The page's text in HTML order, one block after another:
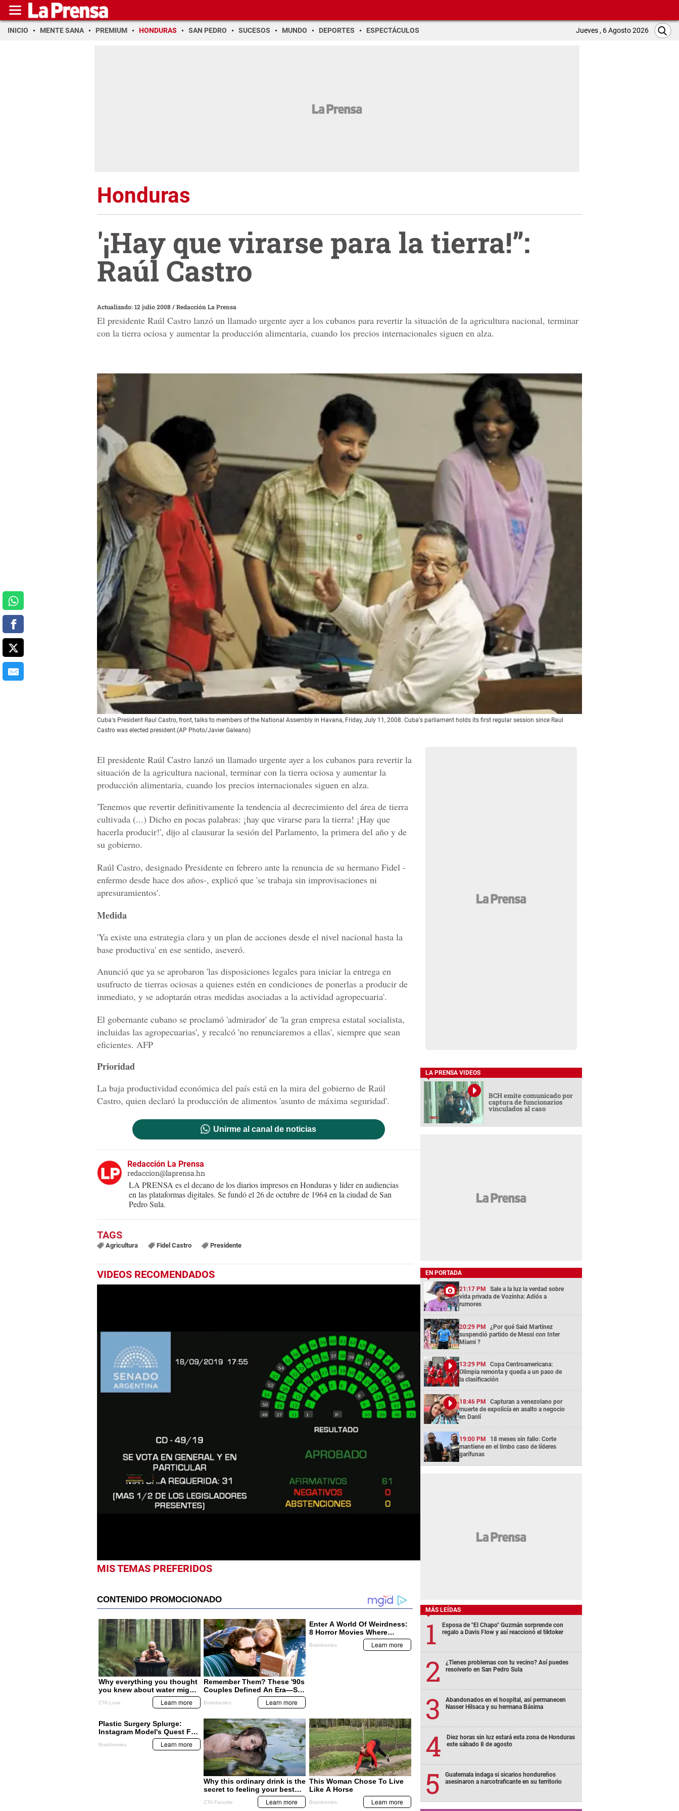
INICIO MENTE SANA PREMIUM HONDURAS SAN PEDRO SUCESOS MUNDO DEPORTES ESPECTÁCULOS Jueves , 6 Agosto 2026
Honduras
'¡Hay que virarse para la tierra!”:
Raúl Castro
Actualizado: 12 julio 2008/Redacción La Prensa
El presidente Raúl Castro lanzó un llamado urgente ayer a los cubanos para revertir la situación de la agricultura nacional, terminar
con la tierra ociosa y aumentar la producción alimentaria, cuando los precios internacionales siguen en alza.
Cuba's President Raul Castro, front, talks to members of the National Assembly in Havana, Friday, July 11, 2008. Cuba's parliament holds its first regular session since Raul
Castro was elected president.(AP Photo/Javier Galeano)
El presidente Raúl Castro lanzó un llamado urgente ayer a los cubanos para revertir la
situación de la agricultura nacional, terminar con la tierra ociosa y aumentar la
producción alimentaria, cuando los precios internacionales siguen en alza.
'Tenemos que revertir definitivamente la tendencia al decrecimiento del área de tierra
cultivada (...) Dicho en pocas palabras: ¡hay que virarse para la tierra! ¡Hay que
hacerla producir!', dijo al clausurar la sesión del Parlamento, la primera del año y de
su gobierno.
Raúl Castro, designado Presidente en febrero ante la renuncia de su hermano Fidel -
enfermo desde hace dos años-, explicó que 'se trabaja sin improvisaciones ni
apresuramientos'.
Medida
'Ya existe una estrategia clara y un plan de acciones desde el nivel nacional hasta la
base productiva' en ese sentido, aseveró.
Anunció que ya se aprobaron 'las disposiciones legales para iniciar la entrega en
usufructo de tierras ociosas a quienes estén en condiciones de ponerlas a producir de
inmediato, y se adoptarán otras medidas asociadas a la actividad agropecuaria'.
El gobernante cubano se proclamó 'admirador' de 'la gran empresa estatal socialista,
incluidas las agropecuarias', y recalcó 'no renunciaremos a ellas', siempre que sean
eficientes. AFP
Prioridad
La baja productividad económica del país está en la mira del gobierno de Raúl
Castro, quien declaró la producción de alimentos 'asunto de máxima seguridad'.
Unirme al canal de noticias
Redacción La Prensa
redaccion@laprensa.hn
LA PRENSA es el decano de los diarios impresos en Honduras y líder en audiencias
en las plataformas digitales. Se fundó el 26 de octubre de 1964 en la ciudad de San
Pedro Sula.
Agricultura Fidel Castro Presidente
VIDEOS RECOMENDADOS
seconds
minute,
MIS TEMAS PREFERIDOS
LA PRENSA VIDEOS
BCH emite comunicado por
captura de funcionarios
vinculados al caso
EN PORTADA
21:17 PM Sale a la luz la verdad sobre
vida privada de Vozinha: Adiós a
rumores
20:29 PM ¿Por qué Said Martínez
suspendió partido de Messi con Inter
Miami ?
13:29 PM Copa Centroamericana:
Olimpia remonta y queda a un paso de
la clasificación
18:46 PM Capturan a venezolano por
muerte de expolicía en asalto a negocio
en Danlí
19:00 PM 18 meses sin fallo: Corte
mantiene en el limbo caso de líderes
garífunas
MÁS LEÍDAS
Esposa de "El Chapo" Guzmán sorprende con
regalo a Davis Flow y así reaccionó el tiktoker
¿Tienes problemas con tu vecino? Así puedes
resolverlo en San Pedro Sula
Abandonados en el hospital, así permanecen
Nasser Hilsaca y su hermana Básima
Diez horas sin luz estará esta zona de Honduras
este sábado 8 de agosto
Guatemala indaga si sicarios hondureños
asesinaron a narcotraficante en su territorio